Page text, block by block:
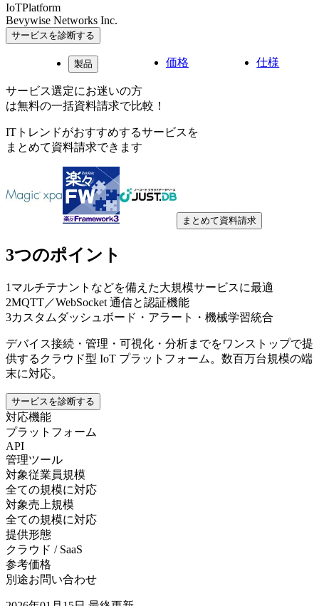
IoTPlatform
Bevywise Networks Inc.
サービスを診断する
製品 価格 仕様
サービス選定にお迷いの方
は無料の一括資料請求で比較！
ITトレンドがおすすめするサービスを
まとめて資料請求できます
まとめて資料請求
3つのポイント
1 マルチテナントなどを備えた大規模サービスに最適
2MQTT／WebSocket 通信と認証機能
3カスタムダッシュボード・アラート・機械学習統合
デバイス接続・管理・可視化・分析までをワンストップで提
供するクラウド型 IoT プラットフォーム。数百万台規模の端
末に対応。
サービスを診断する
対応機能
プラットフォーム
API
管理ツール
対象従業員規模
全ての規模に対応
対象売上規模
全ての規模に対応
提供形態
クラウド / SaaS
参考価格
別途お問い合わせ